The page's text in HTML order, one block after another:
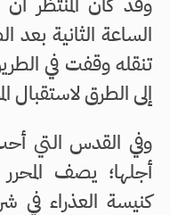
الساعة الثانية بعد
تنقله وقفت في
إلى الطرق لاستقبال
وفي القدس التي
أجلها؛ يصف
كنيسة العذراء في